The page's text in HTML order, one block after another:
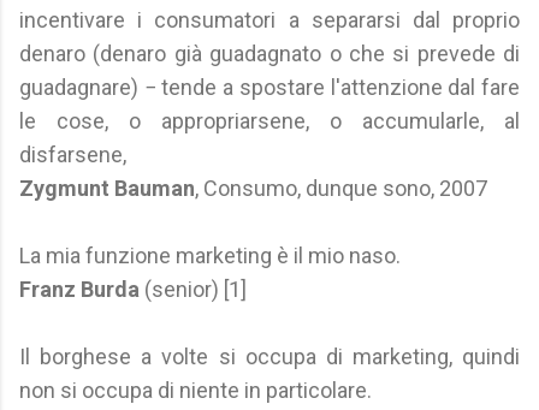
incentivare i consumatori a separarsi dal proprio
denaro (denaro già guadagnato o che si prevede di
guadagnare) − tende a spostare l'attenzione dal fare
le cose, o appropriarsene, o accumularle, al
disfarsene,
Zygmunt Bauman, Consumo, dunque sono, 2007
La mia funzione marketing è il mio naso.
Franz Burda (senior) [1]
Il borghese a volte si occupa di marketing, quindi
non si occupa di niente in particolare.